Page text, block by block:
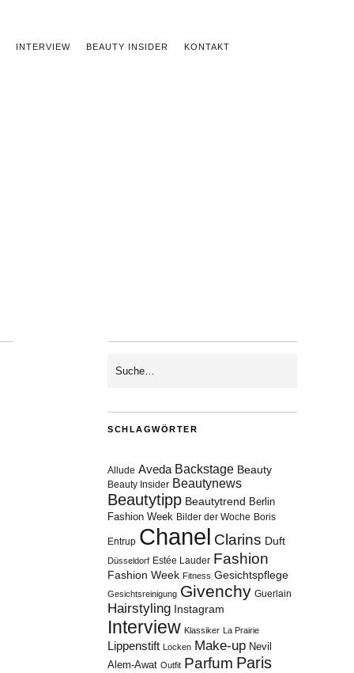
INTERVIEW BEAUTY INSIDER KONTAKT
SCHLAGWÖRTER
Allude Aveda Backstage Beauty
Beauty Insider Beautynews
Beautytipp Beautytrend Berlin
Fashion Week Bilder der Woche Boris
Entrup Chanel Clarins Duft
Düsseldorf Estée Lauder Fashion
Fashion Week Fitness Gesichtspflege
Gesichtsreinigung Givenchy Guerlain
Hairstyling Instagram
Interview Klassiker La Prairie
Lippenstift Locken Make-up Nevil
Alem-Awat Outfit Parfum Paris